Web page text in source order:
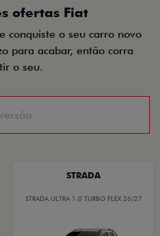
ofertas Fiat
conquiste o seu carro novo
para acabar, então corra
o seu.
STRADA
STRADA ULTRA 1.0 TURBO FLEX 26/27